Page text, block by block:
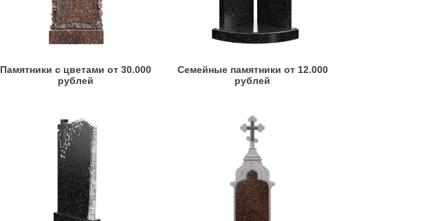
Памятники с цветами от 30.000
рублей
Семейные памятники от 12.000
рублей